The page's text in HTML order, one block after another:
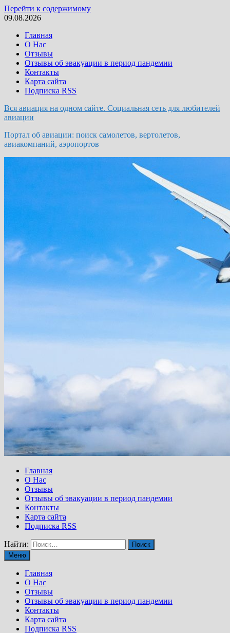
Перейти к содержимому
09.08.2026
Главная
О Нас
Отзывы
Отзывы об эвакуации в период пандемии
Контакты
Карта сайта
Подписка RSS
Вся авиация на одном сайте. Социальная сеть для любителей
авиации
Портал об авиации: поиск самолетов, вертолетов,
авиакомпаний, аэропортов
Главная
О Нас
Отзывы
Отзывы об эвакуации в период пандемии
Контакты
Карта сайта
Подписка RSS
Найти:
Меню
Главная
О Нас
Отзывы
Отзывы об эвакуации в период пандемии
Контакты
Карта сайта
Подписка RSS